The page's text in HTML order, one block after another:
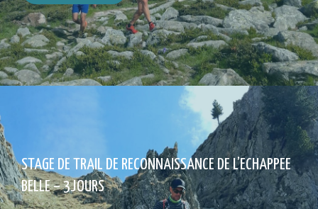
STAGE DE TRAIL DE RECONNAISSANCE DE L’ECHAPPEE
BELLE – 3JOURS